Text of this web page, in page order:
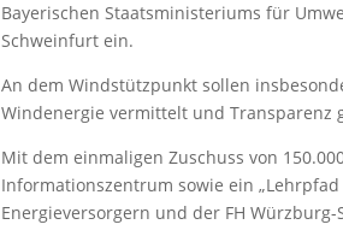
Bayerischen Staatsministeriums für
Schweinfurt ein.
An dem Windstützpunkt sollen
Windenergie vermittelt und Transparenz
Mit dem einmaligen Zuschuss von
Informationszentrum sowie ein
Energieversorgern und der FH